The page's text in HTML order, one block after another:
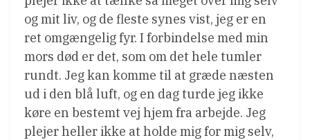
og mit liv, og de fleste synes vist, jeg er en
ret omgængelig fyr. I forbindelse med min
mors død er det, som om det hele tumler
rundt. Jeg kan komme til at græde næsten
ud i den blå luft, og en dag turde jeg ikke
køre en bestemt vej hjem fra arbejde. Jeg
plejer heller ikke at holde mig for mig selv,